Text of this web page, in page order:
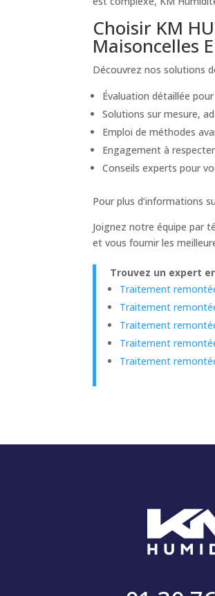
Choisir KM
Maisoncelles
Découvrez nos solutions
Évaluation détaillée
Solutions sur mesure,
Emploi de méthodes
Engagement à
Conseils experts pour
Pour plus d’informations
Joignez notre équipe par
et vous fournir les
Trouvez un expert
Traitement
Traitement
Traitement
Traitement
Traitement